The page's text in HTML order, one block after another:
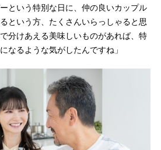
という特別な日に、仲の良いカップル
という方、たくさんいらっしゃると思
分けあえる美味しいものがあれば、特
なるような気がしたんですね」